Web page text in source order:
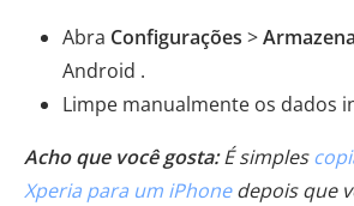
Abra Configurações >
Android .
Limpe manualmente os dados
Acho que você gosta:É simples
Xperia para um iPhonedepois que